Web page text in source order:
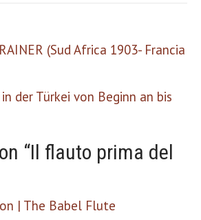
(Sud Africa 1903- Francia
der Türkei von Beginn an bis
“Il flauto prima del
| The Babel Flute